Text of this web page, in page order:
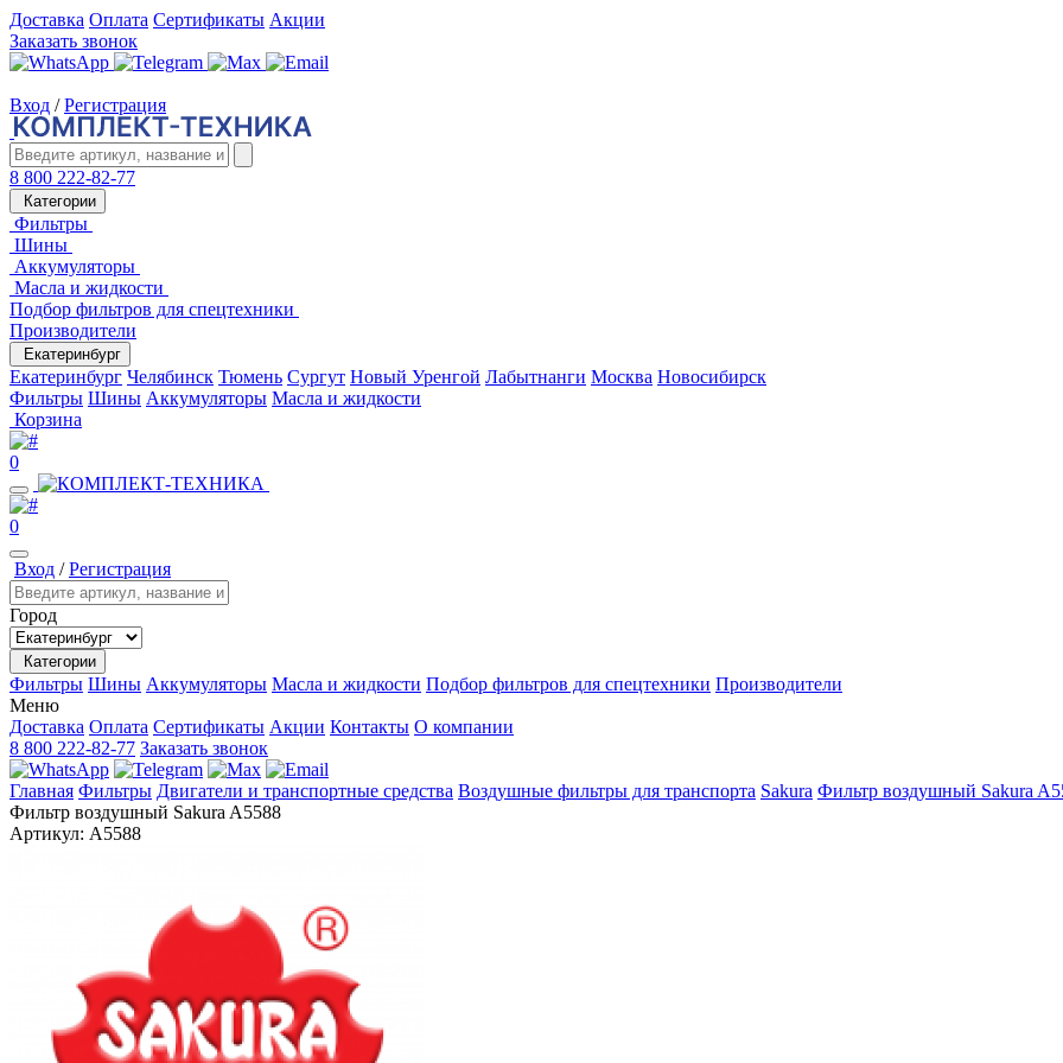
Доставка Оплата Сертификаты Акции
Заказать звонок
Вход / Регистрация
8 800 222-82-77
Категории
Фильтры
Шины
Аккумуляторы
Масла и жидкости
Подбор фильтров для спецтехники
Производители
Екатеринбург
Екатеринбург Челябинск Тюмень Сургут Новый Уренгой Лабытнанги Москва Новосибирск
Фильтры Шины Аккумуляторы Масла и жидкости
Корзина
0
0
Вход /Регистрация
Город
Категории
Фильтры Шины Аккумуляторы Масла и жидкости Подбор фильтров для спецтехники Производители
Меню
Доставка Оплата Сертификаты Акции Контакты О компании
8 800 222-82-77 Заказать звонок
Главная Фильтры Двигатели и транспортные средства Воздушные фильтры для транспорта Sakura Фильтр воздушный Sakura
Фильтр воздушный Sakura A5588
Артикул: A5588